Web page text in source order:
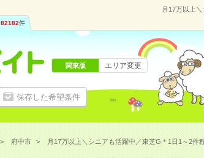
月17万以上
82182件
保存した希望条件
関東版 エリア変更
府中市 月17万以上＼シニアも活躍中／東芝G＊1日1～2件